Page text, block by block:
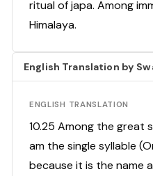
ritual of japa. Among
Himalaya.
English Translation by
ENGLISH TRANSLATION
10.25 Among the great
am the single syllable
because it is the name